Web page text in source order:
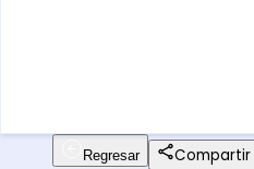
Regresar Compartir